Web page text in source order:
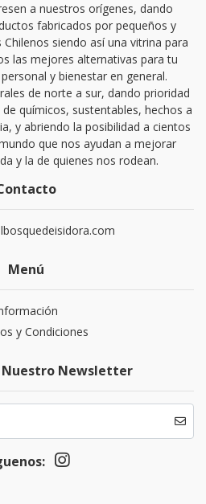
a nuestros orígenes, dando
fabricados por pequeños y
siendo así una vitrina para
las mejores alternativas para tu
y bienestar en general.
de norte a sur, dando prioridad
químicos, sustentables, hechos a
y abriendo la posibilidad a cientos
que nos ayudan a mejorar
y la de quienes nos rodean.
Menú
y Condiciones
Nuestro Newsletter